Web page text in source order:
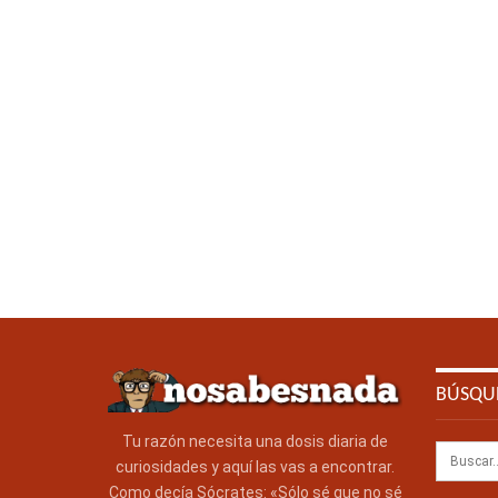
Tu razón necesita una dosis diaria de
curiosidades y aquí las vas a encontrar.
Como decía Sócrates: «Sólo sé que no sé